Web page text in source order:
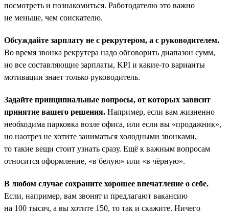
посмотреть и познакомиться. Работодателю это важно
не меньше, чем соискателю.
Обсуждайте зарплату не с рекрутером, а с руководителем.
Во время звонка рекрутера надо обговорить диапазон сумм,
но все составляющие зарплаты, KPI и какие-то варианты
мотивации знает только руководитель.
Задайте принципиальные вопросы, от которых зависит
принятие вашего решения. Например, если вам жизненно
необходима парковка возле офиса, или если вы «продажник»,
но наотрез не хотите заниматься холодными звонками,
то такие вещи стоит узнать сразу. Ещё к важным вопросам
относится оформление, «в белую» или «в чёрную».
В любом случае сохраните хорошее впечатление о себе.
Если, например, вам звонят и предлагают вакансию
на 100 тысяч, а вы хотите 150, то так и скажите. Ничего